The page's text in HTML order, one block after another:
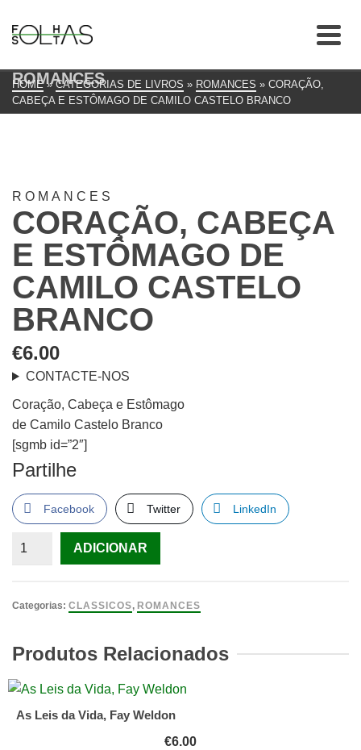
ROMANCES
HOME » CATEGORIAS DE LIVROS » ROMANCES » CORAÇÃO,
CABEÇA E ESTÔMAGO DE CAMILO CASTELO BRANCO
ROMANCES
CORAÇÃO, CABEÇA
E ESTÔMAGO DE
CAMILO CASTELO
BRANCO
€6.00
CONTACTE-NOS
Coração, Cabeça e Estômago
de Camilo Castelo Branco
[sgmb id=”2″]
Partilhe
Facebook Twitter LinkedIn
Quantidade
Cabeça
de
Camilo
Branco
ADICIONAR
Categorias: CLASSICOS, ROMANCES
Produtos Relacionados
As Leis da Vida, Fay Weldon
€6.00